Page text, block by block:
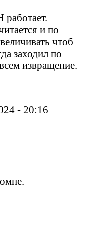
и по
чтоб
заходил по
извращение.
- 20:16